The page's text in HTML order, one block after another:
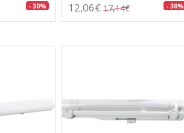
- 30% 12,06€ 17,14€ - 30%